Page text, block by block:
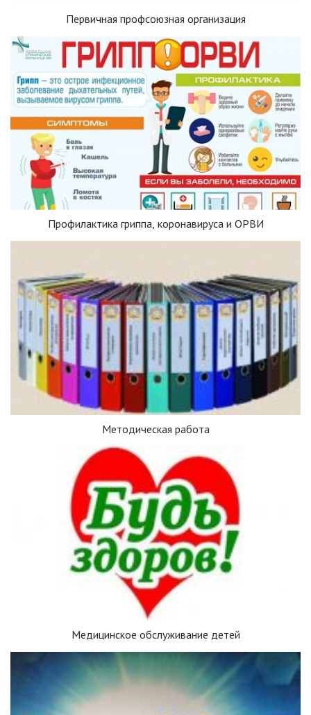
Первичная профсоюзная организация
Профилактика гриппа, коронавируса и ОРВИ
Методическая работа
Медицинское обслуживание детей